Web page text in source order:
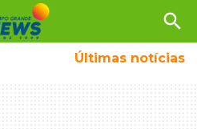
search
Últimas notícias